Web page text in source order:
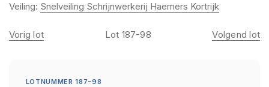
Veiling: Snelveiling Schrijnwerkerij Haemers Kortrijk
Vorig lot Lot 187-98 Volgend lot
LOTNUMMER 187-98